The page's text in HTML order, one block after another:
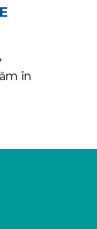
în